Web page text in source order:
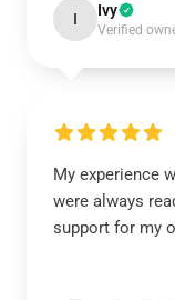
I Ivy
Verified
My experience
were always
support for my